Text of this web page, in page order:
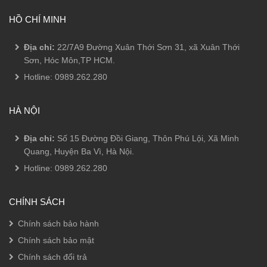
HỒ CHÍ MINH
Địa chỉ: 22/7A9 Đường Xuân Thới Sơn 31, xã Xuân Thới
Sơn, Hóc Môn,TP HCM.
Hotline: 0989.262.280
HÀ NỘI
Địa chỉ: Số 15 Đường Đồi Giang, Thôn Phú Lội, Xã Minh
Quang, Huyện Ba Vì, Hà Nội.
Hotline: 0989.262.280
CHÍNH SÁCH
Chính sách bảo hành
Chính sách bảo mật
Chính sách đổi trả